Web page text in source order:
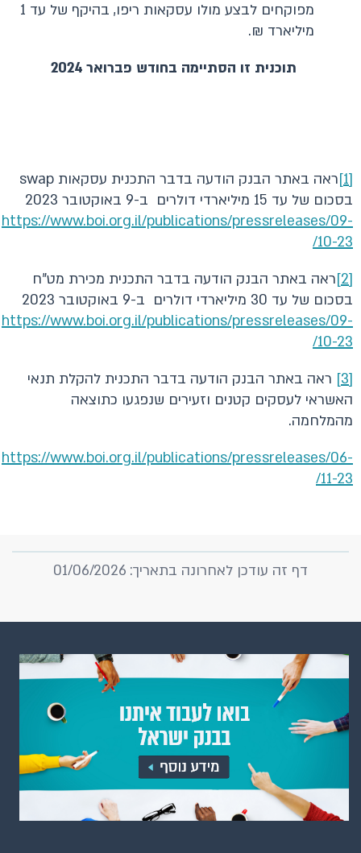
מפוקחים לבצע מולו עסקאות ריפו, בהיקף של עד 1
מיליארד ₪.
תוכנית זו הסתיימה בחודש פברואר 2024
[1]
ראה באתר הבנק הודעה בדבר התכנית עסקאות swap
בסכום של עד 15 מיליארדי דולרים ב-9 באוקטובר 2023
https://www.boi.org.il/publications/pressreleases/09-
10-23/
[2]
ראה באתר הבנק הודעה בדבר התכנית מכירת מט"ח
בסכום של עד 30 מיליארדי דולרים ב-9 באוקטובר 2023
https://www.boi.org.il/publications/pressreleases/09-
10-23/
[3]
ראה באתר הבנק הודעה בדבר התכנית להקלת תנאי
האשראי לעסקים קטנים וזעירים שנפגעו כתוצאה
מהמלחמה.
https://www.boi.org.il/publications/pressreleases/06-
11-23/
דף זה עודכן לאחרונה בתאריך: 01/06/2026